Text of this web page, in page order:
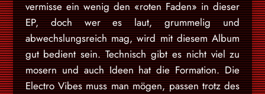
vermisse ein wenig den «roten Faden» in dieser
EP, doch wer es laut, grummelig und
abwechslungsreich mag, wird mit diesem Album
gut bedient sein. Technisch gibt es nicht viel zu
mosern und auch Ideen hat die Formation. Die
Electro Vibes muss man mögen, passen trotz des